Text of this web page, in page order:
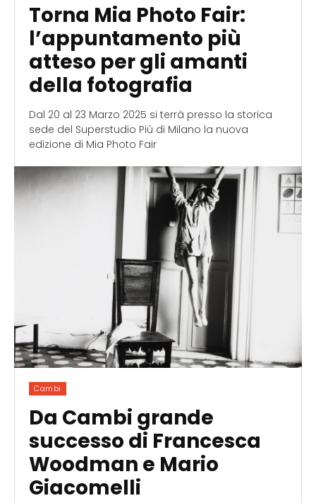
Torna Mia Photo Fair:
l’appuntamento più
atteso per gli amanti
della fotografia
Dal 20 al 23 Marzo 2025 si terrà presso la storica
sede del Superstudio Più di Milano la nuova
edizione di Mia Photo Fair
Cambi
Da Cambi grande
successo di Francesca
Woodman e Mario
Giacomelli